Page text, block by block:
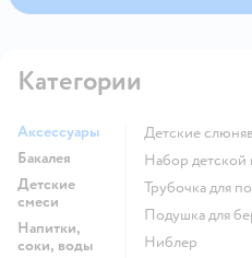
Категории
Аксессуары
Бакалея
Детские
смеси
Напитки,
соки, воды
детские
набор
трубочка для
подушка для
ниблер